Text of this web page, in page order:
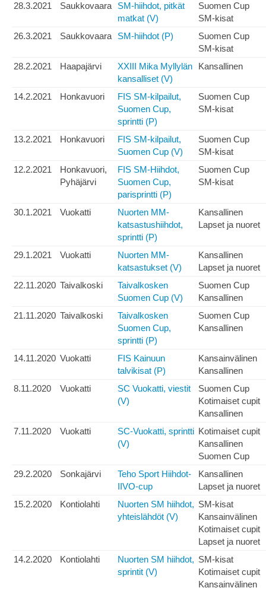
28.3.2021
Saukkovaara
SM-hiihdot, pitkät
matkat (V)
Suomen Cup
SM-kisat
26.3.2021
Saukkovaara SM-hiihdot (P)
Suomen Cup
SM-kisat
28.2.2021
Haapajärvi
XXIII Mika Myllylän
kansalliset (V)
Kansallinen
14.2.2021 Honkavuori
FIS SM-kilpailut,
Suomen Cup,
sprintti (P)
Suomen Cup
SM-kisat
13.2.2021 Honkavuori
FIS SM-kilpailut,
Suomen Cup (V)
Suomen Cup
SM-kisat
12.2.2021
Honkavuori,
Pyhäjärvi
FIS SM-Hiihdot,
Suomen Cup,
parisprintti (P)
Suomen Cup
SM-kisat
30.1.2021 Vuokatti
Nuorten MM-
katsastushiihdot,
sprintti (P)
Kansallinen
Lapset ja nuoret
29.1.2021 Vuokatti
Nuorten MM-
katsastukset (V)
Kansallinen
Lapset ja nuoret
22.11.2020 Taivalkoski
Taivalkosken
Suomen Cup (V)
Suomen Cup
Kansallinen
21.11.2020 Taivalkoski
Taivalkosken
Suomen Cup,
sprintti (P)
Suomen Cup
Kansallinen
14.11.2020 Vuokatti
FIS Kainuun
talvikisat (P)
Kansainvälinen
Kansallinen
8.11.2020
Vuokatti
SC Vuokatti, viestit
(V)
Suomen Cup
Kotimaiset cupit
Kansallinen
7.11.2020
Vuokatti
SC-Vuokatti, sprintti
(V)
Kotimaiset cupit
Kansallinen
Suomen Cup
29.2.2020
Sonkajärvi
Teho Sport Hiihdot-
IIVO-cup
Kansallinen
Lapset ja nuoret
15.2.2020
Kontiolahti
Nuorten SM hiihdot,
yhteislähdöt (V)
SM-kisat
Kansainvälinen
Kotimaiset cupit
Lapset ja nuoret
14.2.2020
Kontiolahti
Nuorten SM hiihdot,
sprintit (V)
SM-kisat
Kotimaiset cupit
Kansainvälinen